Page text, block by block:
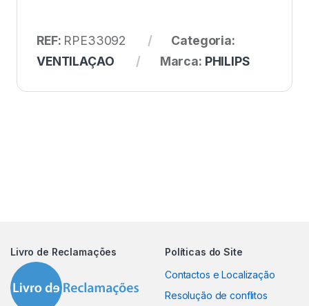
REF: RPE33092
Categoria:
VENTILAÇAO
Marca: PHILIPS
Livro de Reclamações
Políticas do Site
Contactos e Localização
Resolução de conflitos